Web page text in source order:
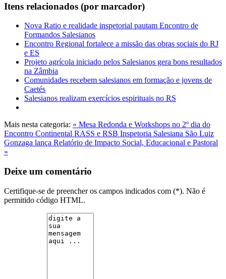
Itens relacionados (por marcador)
Nova Ratio e realidade inspetorial pautam Encontro de
Formandos Salesianos
Encontro Regional fortalece a missão das obras sociais do RJ
e ES
Projeto agrícola iniciado pelos Salesianos gera bons resultados
na Zâmbia
Comunidades recebem salesianos em formação e jovens de
Caetés
Salesianos realizam exercícios espirituais no RS
Mais nesta categoria: « Mesa Redonda e Workshops no 2º dia do
Encontro Continental RASS e RSB Inspetoria Salesiana São Luiz
Gonzaga lança Relatório de Impacto Social, Educacional e Pastoral
»
Deixe um comentário
Certifique-se de preencher os campos indicados com (*). Não é
permitido código HTML.